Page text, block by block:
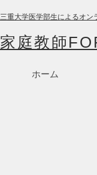
三重大学医学部生によるオン
家庭教師
ホーム